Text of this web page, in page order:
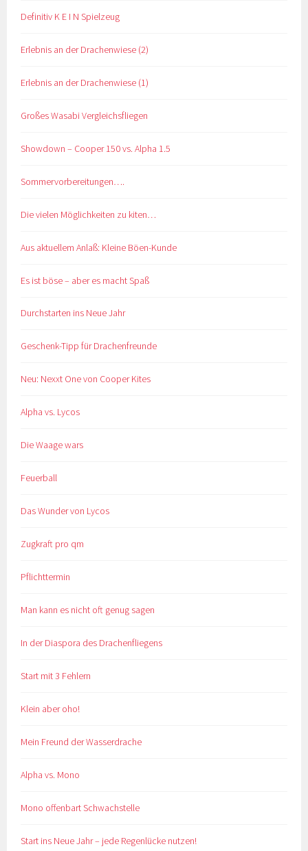
Definitiv K E I N Spielzeug
Erlebnis an der Drachenwiese (2)
Erlebnis an der Drachenwiese (1)
Großes Wasabi Vergleichsfliegen
Showdown – Cooper 150 vs. Alpha 1.5
Sommervorbereitungen….
Die vielen Möglichkeiten zu kiten…
Aus aktuellem Anlaß: Kleine Böen-Kunde
Es ist böse – aber es macht Spaß
Durchstarten ins Neue Jahr
Geschenk-Tipp für Drachenfreunde
Neu: Nexxt One von Cooper Kites
Alpha vs. Lycos
Die Waage wars
Feuerball
Das Wunder von Lycos
Zugkraft pro qm
Pflichttermin
Man kann es nicht oft genug sagen
In der Diaspora des Drachenfliegens
Start mit 3 Fehlern
Klein aber oho!
Mein Freund der Wasserdrache
Alpha vs. Mono
Mono offenbart Schwachstelle
Start ins Neue Jahr – jede Regenlücke nutzen!